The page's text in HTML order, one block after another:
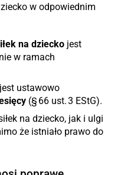
w odpowiednim
na dziecko jest
w ramach
jest ustawowo
(§ 66 ust. 3 EStG).
na dziecko, jak i ulgi
że istniało prawo do